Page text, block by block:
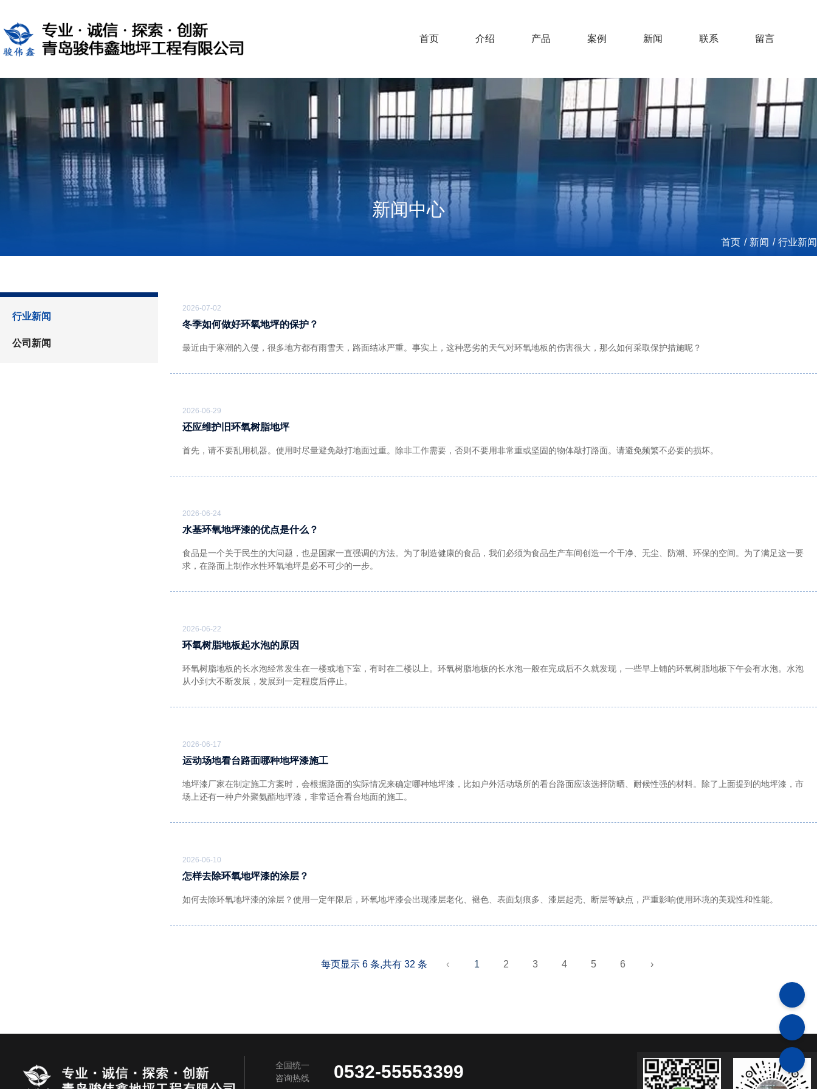
首页 介绍 产品 案例 新闻 联系 留言
新闻中心
首页 / 新闻 / 行业新闻
行业新闻
公司新闻
2026-07-02
冬季如何做好环氧地坪的保护？
最近由于寒潮的入侵，很多地方都有雨雪天，路面结冰严重。事实上，这种恶劣的天气对环氧地板的伤害很大，那么如何采取保护措施呢？
2026-06-29
还应维护旧环氧树脂地坪
首先，请不要乱用机器。使用时尽量避免敲打地面过重。除非工作需要，否则不要用非常重或坚固的物体敲打路面。请避免频繁不必要的损坏。
2026-06-24
水基环氧地坪漆的优点是什么？
食品是一个关于民生的大问题，也是国家一直强调的方法。为了制造健康的食品，我们必须为食品生产车间创造一个干净、无尘、防潮、环保的空间。为了满足这一要
求，在路面上制作水性环氧地坪是必不可少的一步。
2026-06-22
环氧树脂地板起水泡的原因
环氧树脂地板的长水泡经常发生在一楼或地下室，有时在二楼以上。环氧树脂地板的长水泡一般在完成后不久就发现，一些早上铺的环氧树脂地板下午会有水泡。水泡
从小到大不断发展，发展到一定程度后停止。
2026-06-17
运动场地看台路面哪种地坪漆施工
地坪漆厂家在制定施工方案时，会根据路面的实际情况来确定哪种地坪漆，比如户外活动场所的看台路面应该选择防晒、耐候性强的材料。除了上面提到的地坪漆，市
场上还有一种户外聚氨酯地坪漆，非常适合看台地面的施工。
2026-06-10
怎样去除环氧地坪漆的涂层？
如何去除环氧地坪漆的涂层？使用一定年限后，环氧地坪漆会出现漆层老化、褪色、表面划痕多、漆层起壳、断层等缺点，严重影响使用环境的美观性和性能。
每页显示 6 条,共有 32 条 ‹ 1 2 3 4 5 6 ›
全国统一
咨询热线
0532-55553399